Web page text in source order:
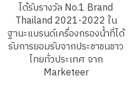
ได้รับรางวัล No.1 Brand
Thailand 2021-2022 ใน
ฐานะแบรนด์เครื่องกรองน้ำที่ได้
รับการยอมรับจากประชาชนชาว
ไทยทั่วประเทศ จาก
Marketeer